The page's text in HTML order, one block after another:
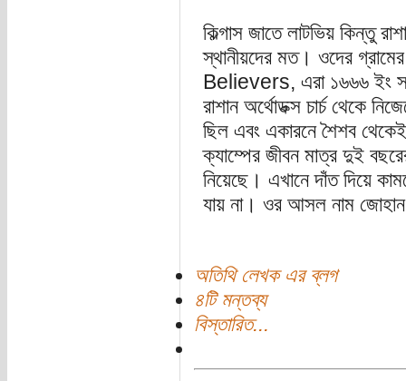
কিল্গাস জাতে লাটভিয় কিন্তু
স্থানীয়দের মত। ওদের
Believers, এরা ১৬৬৬ ইং
রাশান অর্থোডক্স চার্চ থেকে
ছিল এবং একারনে শৈশব থেকেই
ক্যাম্পের জীবন মাত্র দুই
নিয়েছে। এখানে দাঁত দিয়ে
যায় না। ওর আসল নাম
অতিথি লেখক এর ব্লগ
৪টি মন্তব্য
বিস্তারিত...